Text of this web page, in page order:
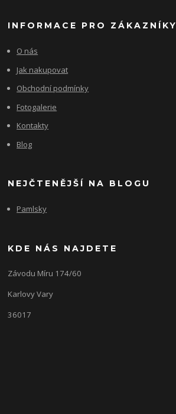
INFORMACE PRO ZÁKAZNÍKY
O nás
Jak nakupovat
Obchodní podmínky
Fotogalerie
Kontakty
Blog
NEJČTENĚJŠÍ NA BLOGU
Pamlsky
KDE NÁS NAJDETE
Závodu Míru 174/60
Karlovy Vary
36017